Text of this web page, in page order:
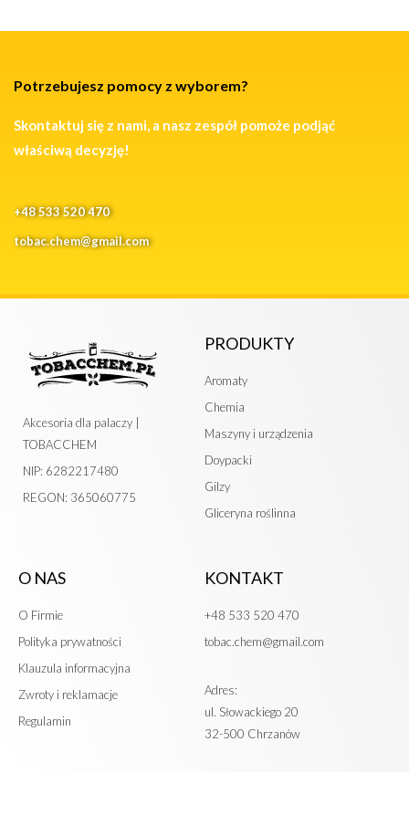
Potrzebujesz pomocy z wyborem?
Skontaktuj się z nami, a nasz zespół pomoże podjąć
właściwą decyzję!
+48 533 520 470
tobac.chem@gmail.com
Akcesoria dla palaczy |
TOBACCHEM
NIP: 6282217480
REGON: 365060775
PRODUKTY
Aromaty
Chemia
Maszyny i urządzenia
Doypacki
Gilzy
Gliceryna roślinna
O NAS
O Firmie
Polityka prywatności
Klauzula informacyjna
Zwroty i reklamacje
Regulamin
KONTAKT
+48 533 520 470
tobac.chem@gmail.com
Adres:
ul. Słowackiego 20
32-500 Chrzanów